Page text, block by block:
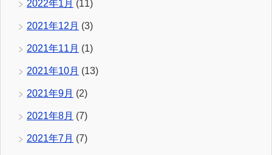
2022年1月 (11)
2021年12月 (3)
2021年11月 (1)
2021年10月 (13)
2021年9月 (2)
2021年8月 (7)
2021年7月 (7)